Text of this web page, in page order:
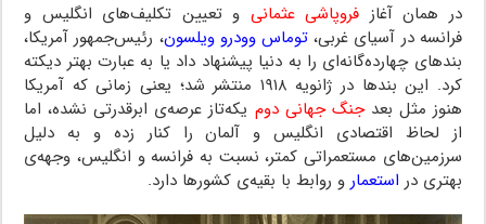
در همان آغاز فروپاشی عثمانی و تعیین تکلیف‌های انگلیس و
فرانسه در آسیای غربی، توماس وودرو ویلسون، رئیس‌جمهور آمریکا،
بندهای چهارده‌گانه‌ای را به دنیا پیشنهاد داد یا به عبارت بهتر دیکته
کرد. این بندها در ژانویه ۱۹۱۸ منتشر شد؛ یعنی زمانی که آمریکا
هنوز مثل بعدجنگ جهانی دوم یکه‌تاز عرصه‌ی ابرقدرتی نشده، اما
از لحاظ اقتصادی انگلیس و آلمان را کنار زده و به دلیل
سرزمین‌های مستعمراتی کمتر، نسبت به فرانسه و انگلیس، وجهه‌ی
بهتری در استعمار و روابط با بقیه‌ی کشورها دارد.